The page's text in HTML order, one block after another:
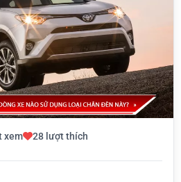
xem 28 lượt thích